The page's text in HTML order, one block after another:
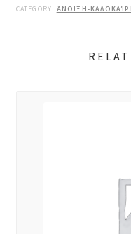
CATEGORY: ΆΝΟΙΞΗ-